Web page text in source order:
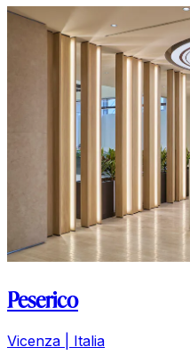
Peserico
Vicenza | Italia